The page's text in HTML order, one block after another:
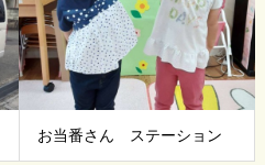
お当番さん ステーション